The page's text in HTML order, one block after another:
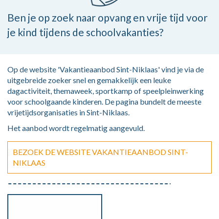
Ben je op zoek naar opvang en vrije tijd voor
je kind tijdens de schoolvakanties?
Op de website 'Vakantieaanbod Sint-Niklaas'vind je via de
uitgebreide zoeker snel en gemakkelijk een leuke
dagactiviteit, themaweek, sportkamp of speelpleinwerking
voor schoolgaande kinderen. De pagina bundelt de meeste
vrijetijdsorganisaties in Sint-Niklaas.
Het aanbod wordt regelmatig aangevuld.
BEZOEK DE WEBSITE VAKANTIEAANBOD SINT-
NIKLAAS